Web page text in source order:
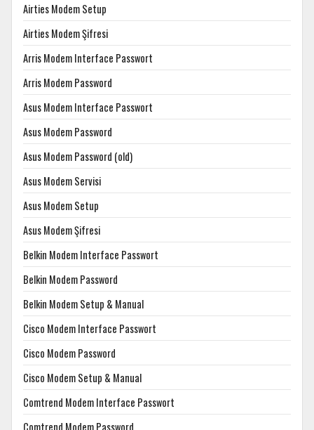
Airties Modem Setup
Airties Modem Şifresi
Arris Modem Interface Passwort
Arris Modem Password
Asus Modem Interface Passwort
Asus Modem Password
Asus Modem Password (old)
Asus Modem Servisi
Asus Modem Setup
Asus Modem Şifresi
Belkin Modem Interface Passwort
Belkin Modem Password
Belkin Modem Setup & Manual
Cisco Modem Interface Passwort
Cisco Modem Password
Cisco Modem Setup & Manual
Comtrend Modem Interface Passwort
Comtrend Modem Password